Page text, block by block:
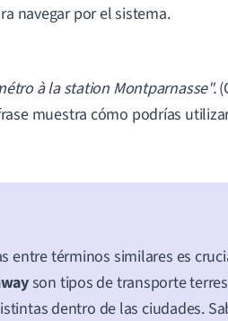
navegar por el sistema.
à la station Montparnasse".
muestra cómo podrías
entre términos similares es
son tipos de transporte
dentro de las ciudades.